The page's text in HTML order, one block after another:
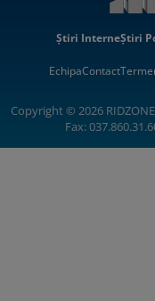
Știri InterneȘtiri
EchipaContact
Copyright © 2026
Fax: